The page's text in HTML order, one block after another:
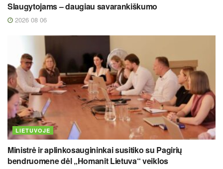
Slaugytojams – daugiau savarankiškumo
2026 08 06
LIETUVOJE
Ministrė ir aplinkosaugininkai susitiko su Pagirių
bendruomene dėl „Homanit Lietuva“ veiklos